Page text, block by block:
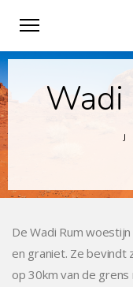
Wadi
De Wadi Rum
en graniet. Ze bevindt
op 30km van de grens